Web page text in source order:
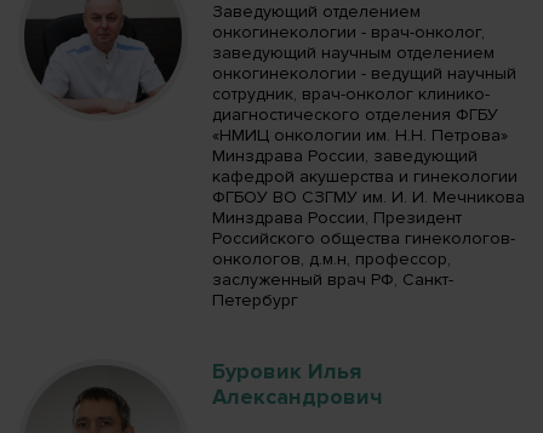
Заведующий отделением
онкогинекологии - врач-онколог,
заведующий научным отделением
онкогинекологии - ведущий научный
сотрудник, врач-онколог клинико-
диагностического отделения ФГБУ
«НМИЦ онкологии им. Н.Н. Петрова»
Минздрава России, заведующий
кафедрой акушерства и гинекологии
ФГБОУ ВО СЗГМУ им. И. И. Мечникова
Минздрава России, Президент
Российского общества гинекологов-
онкологов, д.м.н, профессор,
заслуженный врач РФ, Санкт-
Петербург
Буровик Илья
Александрович